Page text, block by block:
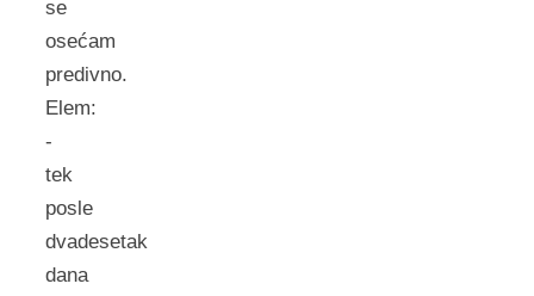
se
osećam
predivno.
Elem:
-
tek
posle
dvadesetak
dana